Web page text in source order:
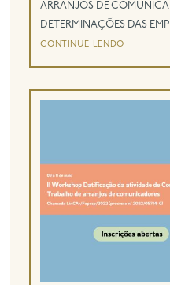
ARRANJOS DE
DETERMINAÇÕES DAS
continue lendo